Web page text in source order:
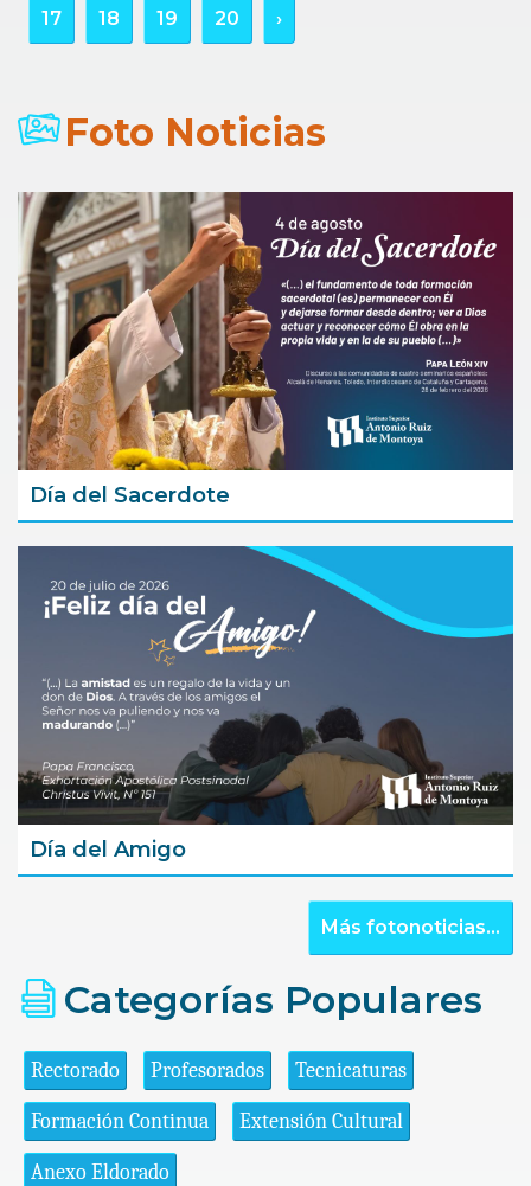
17 18 19 20 ›
Foto Noticias
Día del Sacerdote
Día del Amigo
Más fotonoticias...
Categorías Populares
Rectorado Profesorados Tecnicaturas
Formación Continua Extensión Cultural
Anexo Eldorado